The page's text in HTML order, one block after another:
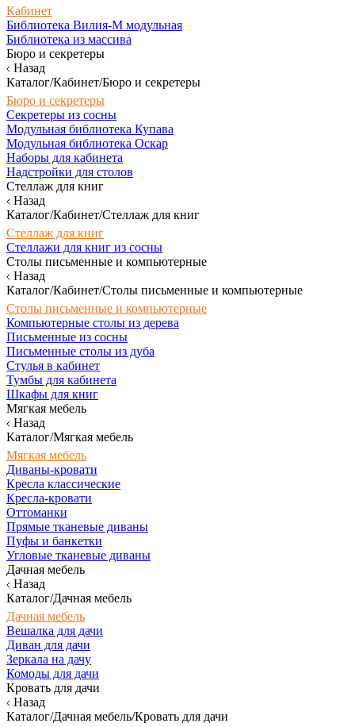
Кабинет
Библиотека Вилия-М модульная
Библиотека из массива
Бюро и секретеры
Назад
Каталог/Кабинет/Бюро и секретеры
Бюро и секретеры
Секретеры из сосны
Модульная библиотека Купава
Модульная библиотека Оскар
Наборы для кабинета
Надстройки для столов
Стеллаж для книг
Назад
Каталог/Кабинет/Стеллаж для книг
Стеллаж для книг
Стеллажи для книг из сосны
Столы письменные и компьютерные
Назад
Каталог/Кабинет/Столы письменные и компьютерные
Столы письменные и компьютерные
Компьютерные столы из дерева
Письменные из сосны
Письменные столы из дуба
Стулья в кабинет
Тумбы для кабинета
Шкафы для книг
Мягкая мебель
Назад
Каталог/Мягкая мебель
Мягкая мебель
Диваны-кровати
Кресла классические
Кресла-кровати
Оттоманки
Прямые тканевые диваны
Пуфы и банкетки
Угловые тканевые диваны
Дачная мебель
Назад
Каталог/Дачная мебель
Дачная мебель
Вешалка для дачи
Диван для дачи
Зеркала на дачу
Комоды для дачи
Кровать для дачи
Назад
Каталог/Дачная мебель/Кровать для дачи